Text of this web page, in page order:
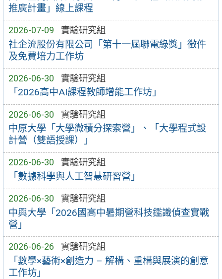
推廣計畫」線上課程
2026-07-09 實驗研究組
社企流股份有限公司「第十一屆聯電綠獎」徵件
及免費培力工作坊
2026-06-30 實驗研究組
「2026高中AI課程教師增能工作坊」
2026-06-30 實驗研究組
中原大學「大學微積分探索營」、「大學程式設
計營（雙語授課）」
2026-06-30 實驗研究組
「數據科學與人工智慧研習營」
2026-06-30 實驗研究組
中興大學「2026國高中暑期營科技鑑識偵查實戰
營」
2026-06-26 實驗研究組
「數學×藝術×創造力 – 解構、重構與展演的創意
工作坊」